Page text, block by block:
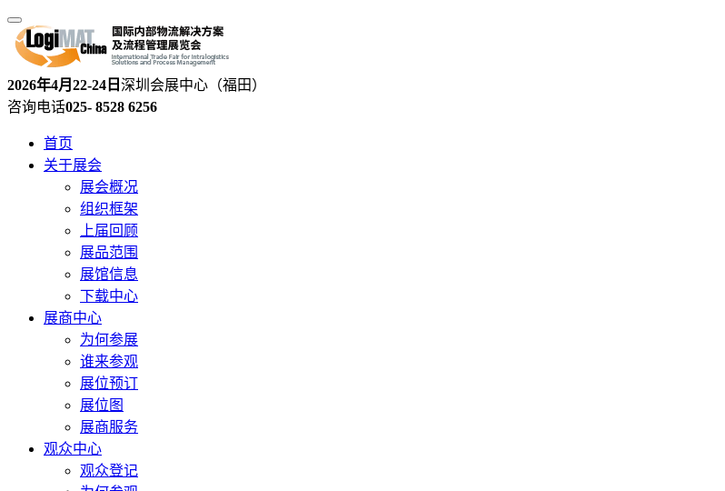
2026年4月22-24日 深圳会展中心（福田）
咨询电话025- 8528 6256
首页
关于展会
展会概况
组织框架
上届回顾
展品范围
展馆信息
下载中心
展商中心
为何参展
谁来参观
展位预订
展位图
展商服务
观众中心
观众登记